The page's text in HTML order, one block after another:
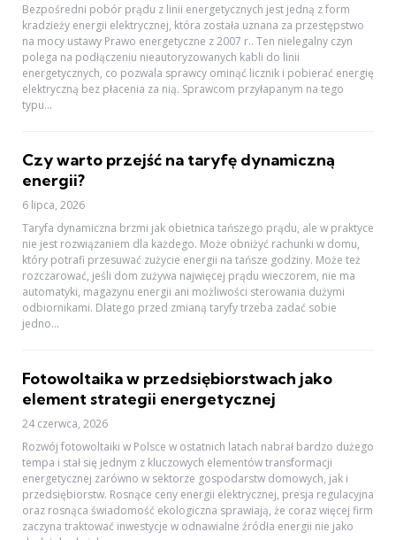
Bezpośredni pobór prądu z linii energetycznych jest jedną z form
kradzieży energii elektrycznej, która została uznana za przestępstwo
na mocy ustawy Prawo energetyczne z 2007 r.. Ten nielegalny czyn
polega na podłączeniu nieautoryzowanych kabli do linii
energetycznych, co pozwala sprawcy ominąć licznik i pobierać energię
elektryczną bez płacenia za nią. Sprawcom przyłapanym na tego
typu...
Czy warto przejść na taryfę dynamiczną
energii?
6 lipca, 2026
Taryfa dynamiczna brzmi jak obietnica tańszego prądu, ale w praktyce
nie jest rozwiązaniem dla każdego. Może obniżyć rachunki w domu,
który potrafi przesuwać zużycie energii na tańsze godziny. Może też
rozczarować, jeśli dom zużywa najwięcej prądu wieczorem, nie ma
automatyki, magazynu energii ani możliwości sterowania dużymi
odbiornikami. Dlatego przed zmianą taryfy trzeba zadać sobie
jedno...
Fotowoltaika w przedsiębiorstwach jako
element strategii energetycznej
24 czerwca, 2026
Rozwój fotowoltaiki w Polsce w ostatnich latach nabrał bardzo dużego
tempa i stał się jednym z kluczowych elementów transformacji
energetycznej zarówno w sektorze gospodarstw domowych, jak i
przedsiębiorstw. Rosnące ceny energii elektrycznej, presja regulacyjna
oraz rosnąca świadomość ekologiczna sprawiają, że coraz więcej firm
zaczyna traktować inwestycje w odnawialne źródła energii nie jako